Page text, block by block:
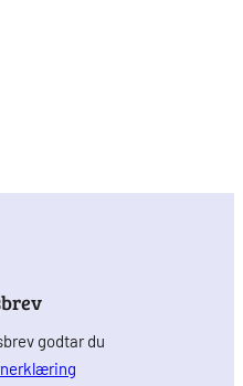
godtar du